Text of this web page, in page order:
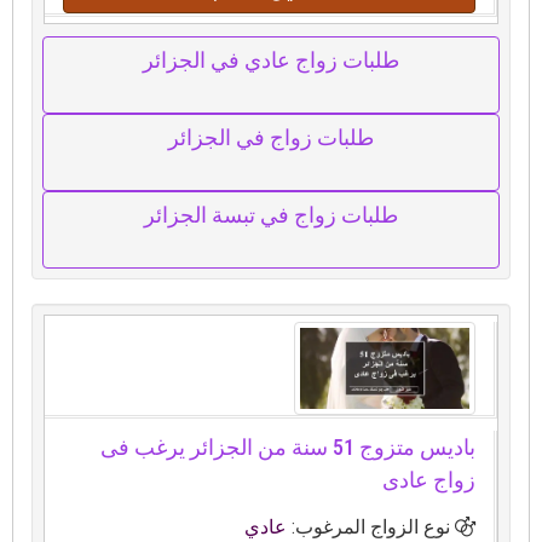
طلبات زواج عادي في الجزائر
طلبات زواج في الجزائر
طلبات زواج في تبسة الجزائر
باديس متزوج 51 سنة من الجزائر يرغب فى
زواج عادى
نوع الزواج المرغوب:عادي